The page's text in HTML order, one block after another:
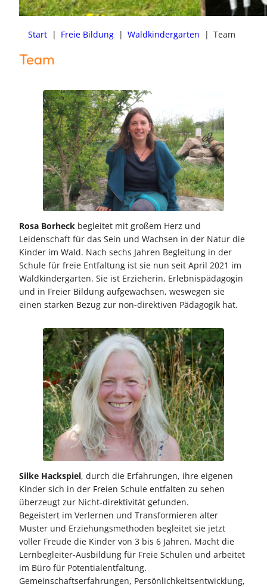
Start | Freie Bildung | Waldkindergarten | Team
Team
Rosa Borheck begleitet mit großem Herz und
Leidenschaft für das Sein und Wachsen in der Natur die
Kinder im Wald. Nach sechs Jahren Begleitung in der
Schule für freie Entfaltung ist sie nun seit April 2021 im
Waldkindergarten. Sie ist Erzieherin, Erlebnispädagogin
und in Freier Bildung aufgewachsen, weswegen sie
einen starken Bezug zur non-direktiven Pädagogik hat.
Silke Hackspiel, durch die Erfahrungen, ihre eigenen
Kinder sich in der Freien Schule entfalten zu sehen
überzeugt zur Nicht-direktivität gefunden.
Begeistert im Verlernen und Transformieren alter
Muster und Erziehungsmethoden begleitet sie jetzt
voller Freude die Kinder von 3 bis 6 Jahren. Macht die
Lernbegleiter-Ausbildung für Freie Schulen und arbeitet
im Büro für Potentialentfaltung.
Gemeinschaftserfahrungen, Persönlichkeitsentwicklung,